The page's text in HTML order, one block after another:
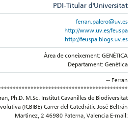
PDI-Titular d'Universitat
ferran.palero@uv.es
http://www.uv.es/feuspa
http://feuspa.blogs.uv.es
Àrea de coneixement: GENÈTICA
Departament: Genètica
-- Ferran
Ph.D. M.Sc. Institut Cavanilles de Biodiversitat
(ICBIBE) Carrer del Catedrátic José Beltrán
Martinez, 2 46980 Paterna, Valencia E-mail: